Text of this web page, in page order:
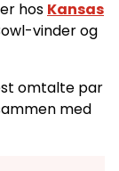
hos Kansas
vinder og
omtalte par
med